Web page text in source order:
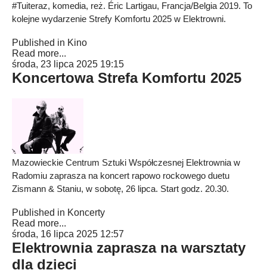
#Tuiteraz, komedia, reż. Éric Lartigau, Francja/Belgia 2019. To
kolejne wydarzenie Strefy Komfortu 2025 w Elektrowni.
Published in Kino
Read more...
środa, 23 lipca 2025 19:15
Koncertowa Strefa Komfortu 2025
Mazowieckie Centrum Sztuki Współczesnej Elektrownia w
Radomiu zaprasza na koncert rapowo rockowego duetu
Zismann & Staniu, w sobotę, 26 lipca. Start godz. 20.30.
Published in Koncerty
Read more...
środa, 16 lipca 2025 12:57
Elektrownia zaprasza na warsztaty
dla dzieci